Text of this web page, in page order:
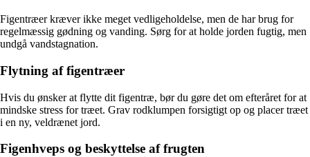
Figentræer kræver ikke meget vedligeholdelse, men de har brug for
regelmæssig gødning og vanding. Sørg for at holde jorden fugtig, men
undgå vandstagnation.
Flytning af figentræer
Hvis du ønsker at flytte dit figentræ, bør du gøre det om efteråret for at
mindske stress for træet. Grav rodklumpen forsigtigt op og placer træet
i en ny, veldrænet jord.
Figenhveps og beskyttelse af frugten